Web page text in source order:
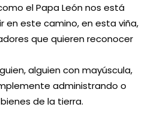
el Papa León nos está
en este camino, en esta viña,
que quieren reconocer
alguien con mayúscula,
administrando o
de la tierra.